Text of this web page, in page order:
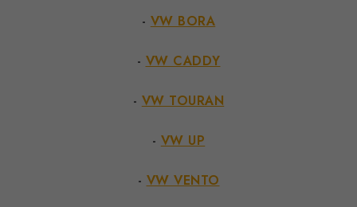
- VW BORA
- VW CADDY
- VW TOURAN
- VW UP
- VW VENTO